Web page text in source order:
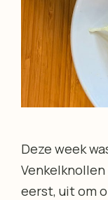
Deze week
eerst, uit om